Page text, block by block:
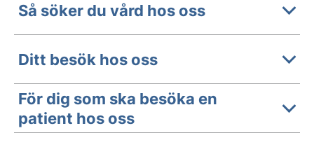
Så söker du vård hos oss
Ditt besök hos oss
För dig som ska besöka en
patient hos oss